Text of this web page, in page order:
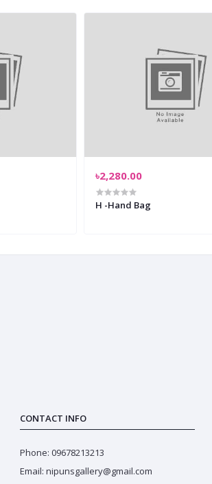
৳2,280.00
H -Hand Bag
CONTACT INFO
Phone: 09678213213
Email: nipunsgallery@gmail.com